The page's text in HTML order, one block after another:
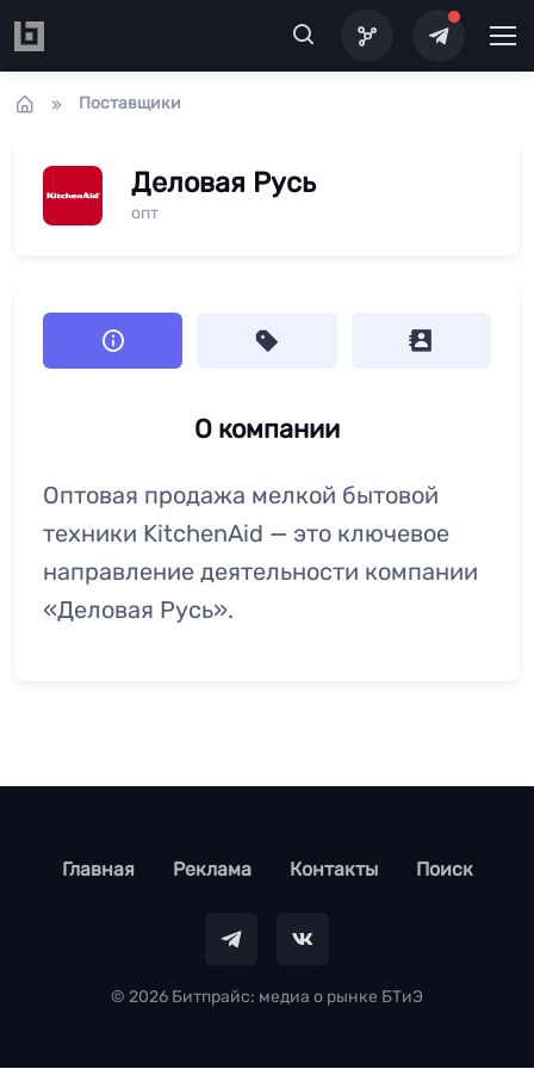
Поставщики
Деловая Русь
опт
О компании
Оптовая продажа мелкой бытовой
техники KitchenAid — это ключевое
направление деятельности компании
«Деловая Русь».
footer
Главная Реклама Контакты Поиск
© 2026 Битпрайс: медиа о рынке БТиЭ